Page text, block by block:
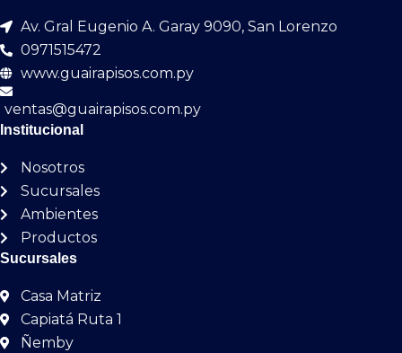
Av. Gral Eugenio A. Garay 9090, San Lorenzo
0971515472
www.guairapisos.com.py
ventas@guairapisos.com.py
Institucional
Nosotros
Sucursales
Ambientes
Productos
Sucursales
Casa Matriz
Capiatá Ruta 1
Ñemby